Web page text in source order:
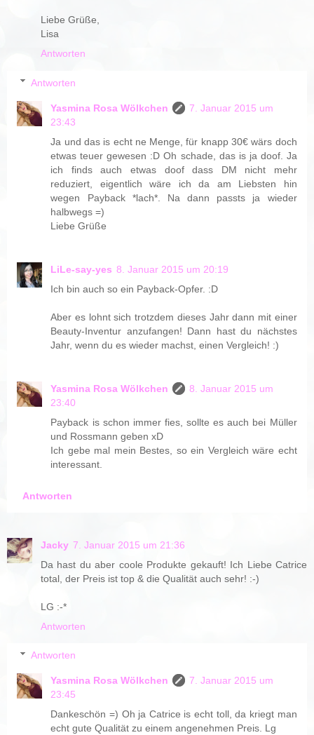
Liebe Grüße,
Lisa
Antworten
Antworten
Yasmina Rosa Wölkchen
7. Januar 2015 um
23:43
Ja und das is echt ne Menge, für knapp 30€ wärs doch
etwas teuer gewesen :D Oh schade, das is ja doof. Ja
ich finds auch etwas doof dass DM nicht mehr
reduziert, eigentlich wäre ich da am Liebsten hin
wegen Payback *lach*. Na dann passts ja wieder
halbwegs =)
Liebe Grüße
LiLe-say-yes 8. Januar 2015 um 20:19
Ich bin auch so ein Payback-Opfer. :D
Aber es lohnt sich trotzdem dieses Jahr dann mit einer
Beauty-Inventur anzufangen! Dann hast du nächstes
Jahr, wenn du es wieder machst, einen Vergleich! :)
Yasmina Rosa Wölkchen
8. Januar 2015 um
23:40
Payback is schon immer fies, sollte es auch bei Müller
und Rossmann geben xD
Ich gebe mal mein Bestes, so ein Vergleich wäre echt
interessant.
Antworten
Jacky 7. Januar 2015 um 21:36
Da hast du aber coole Produkte gekauft! Ich Liebe Catrice
total, der Preis ist top & die Qualität auch sehr! :-)
LG :-*
Antworten
Antworten
Yasmina Rosa Wölkchen
7. Januar 2015 um
23:45
Dankeschön =) Oh ja Catrice is echt toll, da kriegt man
echt gute Qualität zu einem angenehmen Preis. Lg